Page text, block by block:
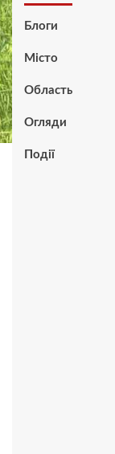
Блоги
Місто
Область
Огляди
Події